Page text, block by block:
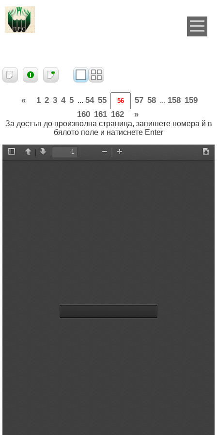
« 1 2 3 4 5 ... 54 55 57 58 ... 158 159
160 161 162 »
За достъп до произволна страница, запишете номера й в
бялото поле и натиснете Enter